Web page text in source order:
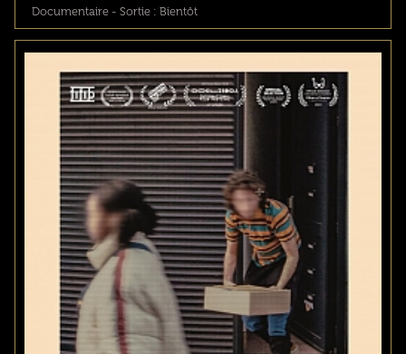
Documentaire - Sortie : Bientôt